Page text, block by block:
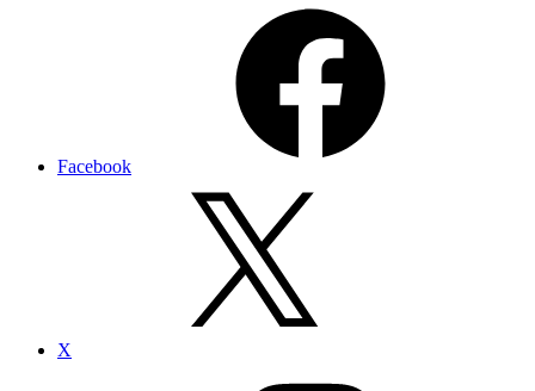
Facebook
X